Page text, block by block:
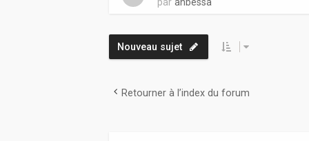
Nouveau sujet
Retourner à l’index du forum